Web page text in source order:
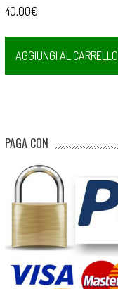
40,00€
AGGIUNGI AL CARRELLO
PAGA CON